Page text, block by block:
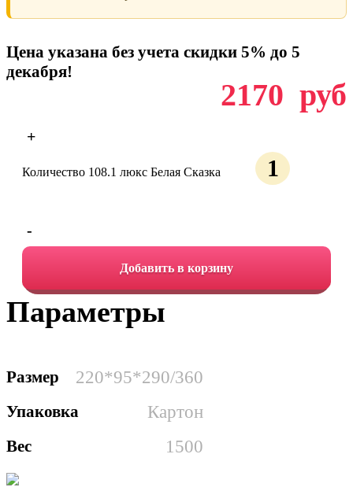
Цена указана без учета скидки 5% до 5
декабря!
2170 руб
+
Количество 108.1 люкс Белая Сказка
-
Добавить в корзину
Параметры
Размер 220*95*290/360
Упаковка Картон
Вес 1500